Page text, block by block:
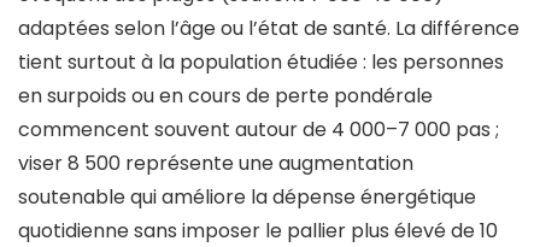
adaptées selon l’âge ou l’état de santé. La différence
tient surtout à la population étudiée : les personnes
en surpoids ou en cours de perte pondérale
commencent souvent autour de 4 000–7 000 pas ;
viser 8 500 représente une augmentation
soutenable qui améliore la dépense énergétique
quotidienne sans imposer le pallier plus élevé de 10